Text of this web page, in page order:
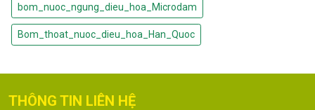
bom_nuoc_ngung_dieu_hoa_Microdam
Bom_thoat_nuoc_dieu_hoa_Han_Quoc
THÔNG TIN LIÊN HỆ